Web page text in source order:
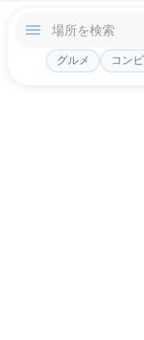
グルメ コン